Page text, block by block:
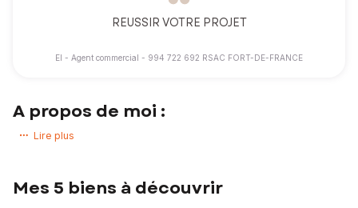
REUSSIR VOTRE PROJET
EI - Agent commercial - 994 722 692 RSAC FORT-DE-FRANCE
A propos de moi :
Vous avez un projet immobilier ? Vous souhaitez acheter ou vendre
que leurs projets immobiliers se réalisent dans les meilleures
Lire plus
Mes 5 biens à découvrir